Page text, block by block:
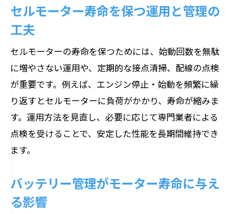
セルモーター寿命を保つ運用と管理の
工夫
セルモーターの寿命を保つためには、始動回数を無駄
に増やさない運用や、定期的な接点清掃、配線の点検
が重要です。例えば、エンジン停止・始動を頻繁に繰
り返すとセルモーターに負荷がかかり、寿命が縮みま
す。運用方法を見直し、必要に応じて専門業者による
点検を受けることで、安定した性能を長期間維持でき
ます。
バッテリー管理がモーター寿命に与え
る影響